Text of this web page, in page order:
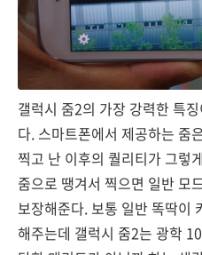
갤럭시 줌2의 가장 강력한 특
다. 스마트폰에서 제공하는 줌
찍고 난 이후의 퀄리티가 그렇
줌으로 땡겨서 찍으면 일반 모
보장해준다. 보통 일반 똑딱이
해주는데 갤럭시 줌2는 광학